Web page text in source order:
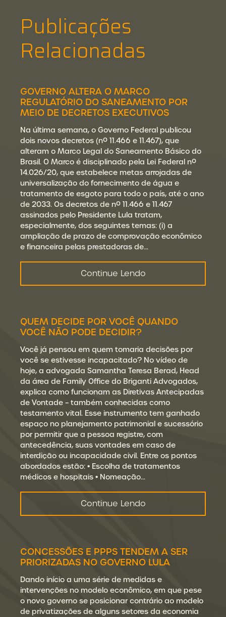
Publicações
Relacionadas
GOVERNO ALTERA O MARCO
REGULATÓRIO DO SANEAMENTO POR
MEIO DE DECRETOS EXECUTIVOS
Na última semana, o Governo Federal publicou
dois novos decretos (nº 11.466 e 11.467), que
alteram o Marco Legal do Saneamento Básico do
Brasil. O Marco é disciplinado pela Lei Federal nº
14.026/20, que estabelece metas arrojadas de
universalização do fornecimento de água e
tratamento de esgoto para todo o país, até o ano
de 2033. Os decretos de nº 11.466 e 11.467
assinados pelo Presidente Lula tratam,
especialmente, dos seguintes temas: (i) a
ampliação de prazo de comprovação econômico
e financeira pelas prestadoras de…
Continue Lendo
QUEM DECIDE POR VOCÊ QUANDO
VOCÊ NÃO PODE DECIDIR?
Você já pensou em quem tomaria decisões por
você se estivesse incapacitado? No vídeo de
hoje, a advogada Samantha Teresa Berad, Head
da área de Family Office do Briganti Advogados,
explica como funcionam as Diretivas Antecipadas
de Vontade – também conhecidas como
testamento vital. Esse instrumento tem ganhado
espaço no planejamento patrimonial e sucessório
por permitir que a pessoa registre, com
antecedência, suas vontades em caso de
interdição ou incapacidade civil. Entre os pontos
abordados estão: • Escolha de tratamentos
médicos e hospitais • Nomeação…
Continue Lendo
CONCESSÕES E PPPS TENDEM A SER
PRIORIZADAS NO GOVERNO LULA
Dando início a uma série de medidas e
intervenções no modelo econômico, em que pese
o novo governo se posicionar contrário ao modelo
de privatizações de alguns setores da economia